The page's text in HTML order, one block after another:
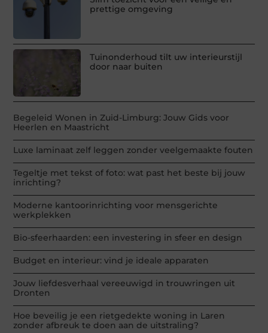
prettige omgeving
Tuinonderhoud tilt uw interieurstijl
door naar buiten
Begeleid Wonen in Zuid-Limburg: Jouw Gids voor
Heerlen en Maastricht
Luxe laminaat zelf leggen zonder veelgemaakte fouten
Tegeltje met tekst of foto: wat past het beste bij jouw
inrichting?
Moderne kantoorinrichting voor mensgerichte
werkplekken
Bio-sfeerhaarden: een investering in sfeer en design
Budget en interieur: vind je ideale apparaten
Jouw liefdesverhaal vereeuwigd in trouwringen uit
Dronten
Hoe beveilig je een rietgedekte woning in Laren
zonder afbreuk te doen aan de uitstraling?